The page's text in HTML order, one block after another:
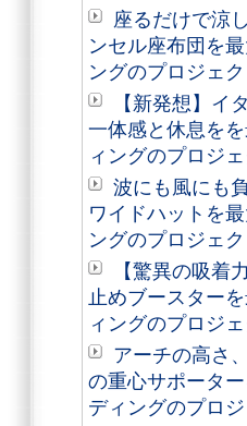
座るだけで涼
ンセル座布団を
ングのプロジェ
【新発想】イ
一体感と休息を
ィングのプロジ
波にも風にも
ワイドハットを
ングのプロジェ
【驚異の吸着
止めブースター
ィングのプロジ
アーチの高さ
の重心サポータ
ディングのプロ